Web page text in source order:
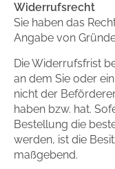
Widerrufsrecht
Sie haben das
Angabe von
Die Widerrufsfrist
an dem Sie oder
nicht der
haben bzw. hat.
Bestellung die
werden, ist die
maßgebend.